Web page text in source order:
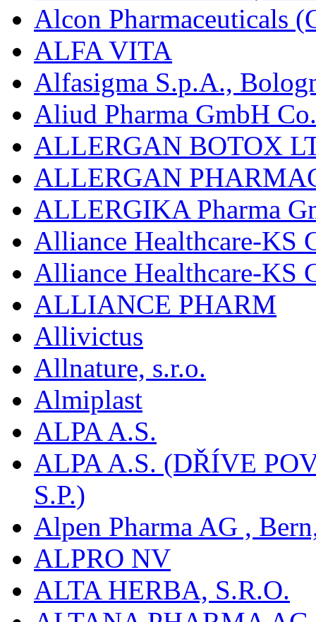
Alcon Pharmaceuticals
ALFA VITA
Alfasigma S.p.A.,
Aliud Pharma GmbH
ALLERGAN BOTOX
ALLERGAN
ALLERGIKA Pharma
Alliance Healthcare-KS
Alliance Healthcare-KS
ALLIANCE PHARM
Allivictus
Allnature, s.r.o.
Almiplast
ALPA A.S.
ALPA A.S. (DŘÍVE
S.P.)
Alpen Pharma AG ,
ALPRO NV
ALTA HERBA, S.R.O.